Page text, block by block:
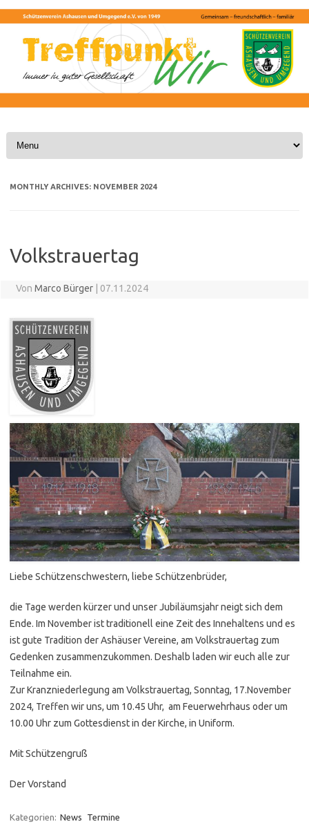
Skip to content
MONTHLY ARCHIVES: NOVEMBER 2024
Volkstrauertag
Von Marco Bürger 07.11.2024
Liebe Schützenschwestern, liebe Schützenbrüder,
die Tage werden kürzer und unser Jubiläumsjahr neigt sich dem
Ende. Im November ist traditionell eine Zeit des Innehaltens und es
ist gute Tradition der Ashäuser Vereine, am Volkstrauertag zum
Gedenken zusammenzukommen. Deshalb laden wir euch alle zur
Teilnahme ein.
Zur Kranzniederlegung am Volkstrauertag, Sonntag, 17.November
2024, Treffen wir uns, um 10.45 Uhr, am Feuerwehrhaus oder um
10.00 Uhr zum Gottesdienst in der Kirche, in Uniform.
Mit Schützengruß
Der Vorstand
Kategorien: News Termine